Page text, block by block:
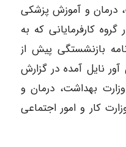
درمان و آموزش پزشکی
کارفرمایانی که به
ماده ۲ آیین نامه بازنشستگی پیش از
نایل آمده در گزارش
بهداشت، درمان و
کار و امور اجتماعی